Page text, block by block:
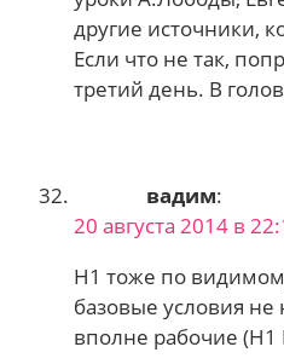
другие источники,
Если что не так,
третий день. В
вадим:
20 августа 2014 в
H1 тоже по
базовые условия
вполне рабочие (H1